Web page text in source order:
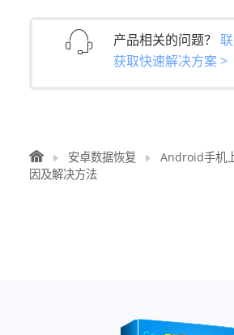
产品相关的问题？
获取快速解决方案 >
安卓数据恢复
Android手机
因及解决方法